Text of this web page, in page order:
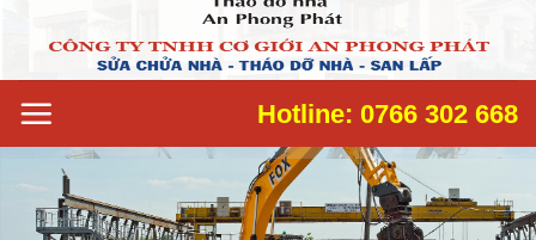
Hotline: 0766 302 668